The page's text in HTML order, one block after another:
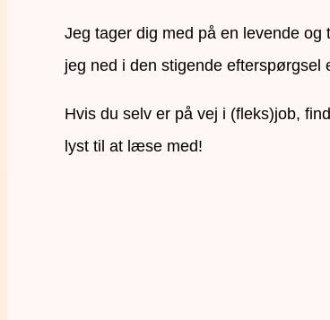
Jeg tager dig med på en levende
jeg ned i den stigende
Hvis du selv er på vej i (fleks)job,
lyst til at læse med!